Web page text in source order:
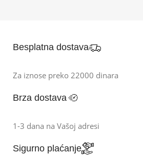
Besplatna dostava
Za iznose preko 22000 dinara
Brza dostava
1-3 dana na Vašoj adresi
Sigurno plaćanje